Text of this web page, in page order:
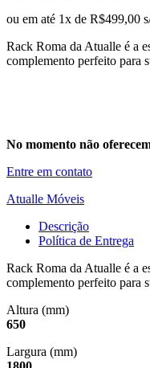
ou em até 1x de R$499,00
Rack Roma da Atualle é a
complemento perfeito para
No momento não
Entre em contato
Atualle Móveis
Descrição
Política de Entrega
Rack Roma da Atualle é a
complemento perfeito para
Altura (mm)
650
Largura (mm)